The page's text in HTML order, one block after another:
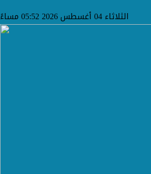
الثلاثاء 04 أغسطس 2026 05:52 مساءً